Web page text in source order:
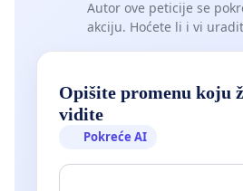
Autor ove peticije se
akciju. Hoćete li i vi
Opišite promenu koju
vidite
Pokreće AI